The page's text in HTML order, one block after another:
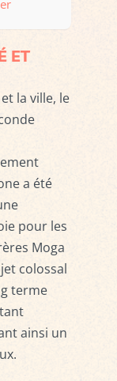
ET
la ville, le
a été
pour les
Moga
colossal
terme
ainsi un